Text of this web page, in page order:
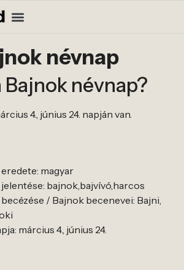
névnap
Bajnok névnap?
4., június 24. napján van.
magyar
bajnok,bajvívó,harcos
/ Bajnok becenevei: Bajni,
március 4., június 24.